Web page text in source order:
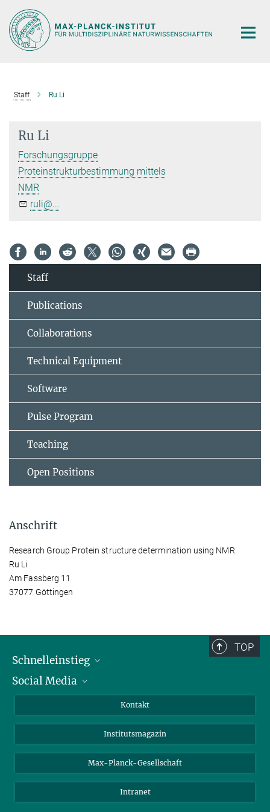
Hauptinhalt
Staff Ru Li
Ru Li
Forschungsgruppe
Proteinstrukturbestimmung mittels
NMR
ruli@...
Staff
Publications
Collaborations
Technical Equipment
Software
Pulse Program
Teaching
Open Positions
Anschrift
Research Group Protein structure determination using NMR
Ru Li
Am Fassberg 11
37077 Göttingen
TOP
Schnelleinstieg
Alumni
Schulen
Studierende
Social Media
Facebook
YouTube
Kontakt
Institutsmagazin
Max-Planck-Gesellschaft
Intranet